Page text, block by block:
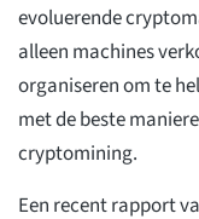
evoluerende
alleen machines
organiseren om te
met de beste
cryptomining.
Een recent rapport